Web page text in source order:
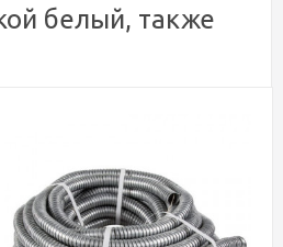
белый, также